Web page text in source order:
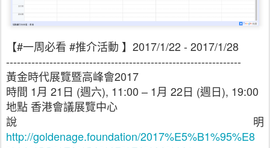
【#一周必看 #‎推介活動 】 2017/1/22 - 2017/1/28
-----------------------------------------------------------------
黃金時代展覽暨高峰會2017
時間 1月 21日 (週六), 11:00 – 1月 22日 (週日), 19:00
地點 香港會議展覽中心
說明
http://goldenage.foundation/2017%E5%B1%95%E8